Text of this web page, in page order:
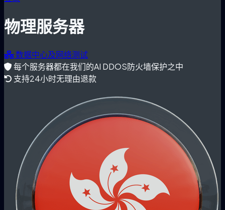
物理服务器
数据中心及网络测试
每个服务器都在我们的AI DDOS防火墙保护之中
支持24小时无理由退款